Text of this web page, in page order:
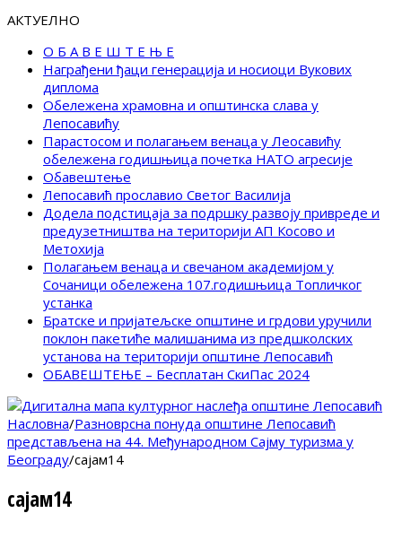
АКТУЕЛНО
О Б А В Е Ш Т Е Њ Е
Награђени ђаци генерација и носиоци Вукових
диплома
Обележена храмовна и општинска слава у
Лепосавићу
Парастосом и полагањем венаца у Леосавићу
обележена годишњица почетка НАТО агресије
Обавештење
Лепосавић прославио Светог Василија
Додела подстицаја за подршку развоју привреде и
предузетништва на територији АП Косово и
Метохија
Полагањем венаца и свечаном академијом у
Сочаници обележена 107.годишњица Топличког
устанка
Братске и пријатељске општине и грдови уручили
поклон пакетиће малишанима из предшколских
установа на територији општине Лепосавић
ОБАВЕШТЕЊЕ – Бесплатан СкиПас 2024
Насловна/Разноврсна понуда општине Лепосавић
представљена на 44. Међународном Сајму туризма у
Београду/сајам14
сајам14